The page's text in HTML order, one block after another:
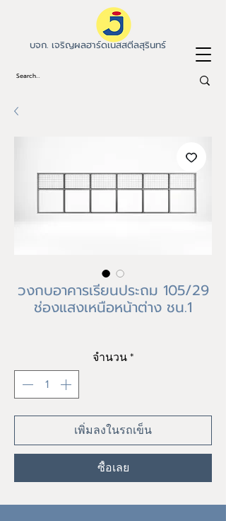
บจก. เจริญผลฮาร์ดเนสสตีลสุรินทร์
วงกบอาคารเรียนประถม 105/29
ช่องแสงเหนือหน้าต่าง ชน.1
จำนวน *
เพิ่มลงในรถเข็น
ซื้อเลย